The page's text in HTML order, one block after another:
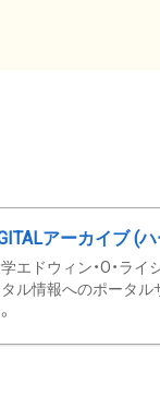
アーカイブ (
エドウィン・O・ラ
ル情報へのポータル